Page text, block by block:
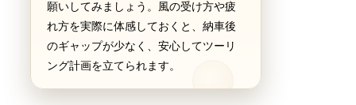
願いしてみましょう。風の受け方や疲
れ方を実際に体感しておくと、納車後
のギャップが少なく、安心してツーリ
ング計画を立てられます。